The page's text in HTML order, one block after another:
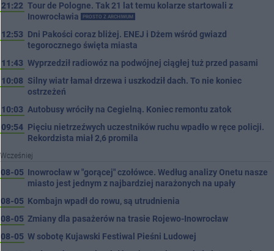
21:22 Tour de Pologne. Tak 21 lat temu kolarze startowali z
Inowrocławia
PROSTO Z ARCHIWUM
12:53 Dni Pakości coraz bliżej. ENEJ i Dżem wśród gwiazd
tegorocznego święta miasta
11:43 Wyprzedził radiowóz na podwójnej ciągłej tuż przed pasami
10:08 Silny wiatr łamał drzewa i uszkodził dach. To nie koniec
ostrzeżeń
10:03 Autobusy wróciły na Cegielną. Koniec remontu zatok
09:54 Pięciu nietrzeźwych uczestników ruchu wpadło w ręce policji.
Rekordzista miał 2,6 promila
Wcześniej
08-05 Inowrocław w "gorącej" czołówce. Według analizy Onetu nasze
miasto jest jednym z najbardziej narażonych na upały
08-05 Kombajn wpadł do rowu, są utrudnienia
08-05 Zmiany dla pasażerów na trasie Rojewo-Inowrocław
08-05 W sobotę Kujawski Festiwal Pieśni Ludowej